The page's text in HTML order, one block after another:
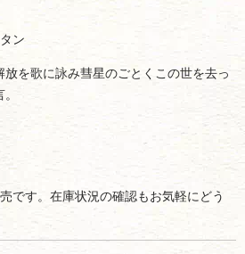
ン
を歌に詠み彗星のごとくこの世を去っ
です。在庫状況の確認もお気軽にどう